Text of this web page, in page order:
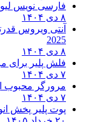
فارسی نویس
۸ دی ۱۴۰۴
آنتی ویروس
2025
۸ دی ۱۴۰۴
فلش پلیر برای
۷ دی ۱۴۰۴
مرورگر محبوب
۷ دی ۱۴۰۴
پوت پلیر پخش